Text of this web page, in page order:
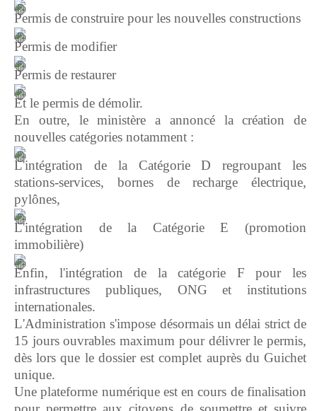
Permis de construire pour les nouvelles constructions
Permis de modifier
Permis de restaurer
Et le permis de démolir.
En outre, le ministère a annoncé la création de
nouvelles catégories notamment :
L'intégration de la Catégorie D regroupant les
stations-services, bornes de recharge électrique,
pylônes,
L'intégration de la Catégorie E (promotion
immobilière)
Enfin, l'intégration de la catégorie F pour les
infrastructures publiques, ONG et institutions
internationales.
L'Administration s'impose désormais un délai strict de
15 jours ouvrables maximum pour délivrer le permis,
dès lors que le dossier est complet auprès du Guichet
unique.
Une plateforme numérique est en cours de finalisation